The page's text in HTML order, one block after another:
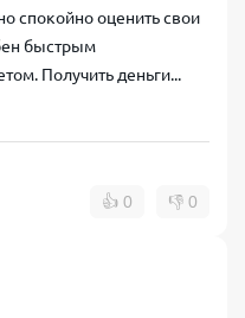
спокойно оценить свои
быстрым
Получить деньги...
👍 0 👎 0